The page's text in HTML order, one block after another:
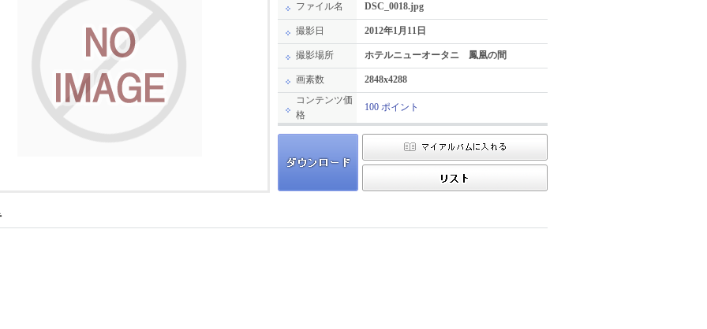
ファイル名 DSC_0018.jpg
撮影日 2012年1月11日
撮影場所 ホテルニューオータニ 鳳凰の間
画素数
2848x4288
コンテンツ価
格
100 ポイント